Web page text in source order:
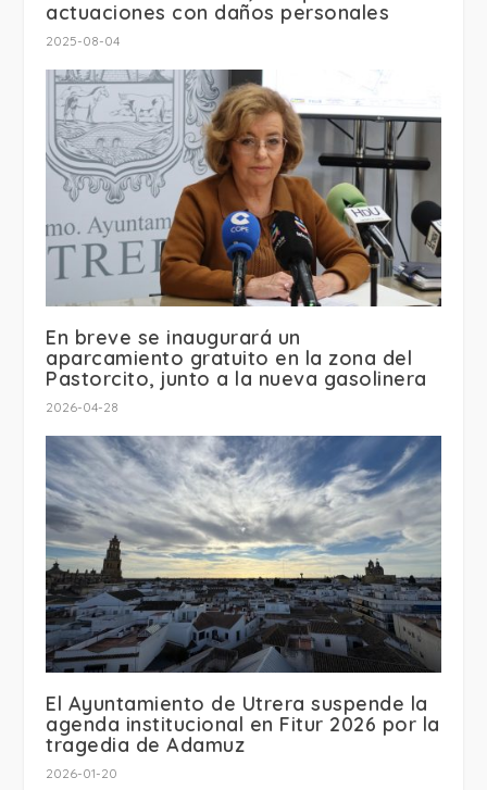
actuaciones con daños personales
2025-08-04
En breve se inaugurará un
aparcamiento gratuito en la zona del
Pastorcito, junto a la nueva gasolinera
2026-04-28
El Ayuntamiento de Utrera suspende la
agenda institucional en Fitur 2026 por la
tragedia de Adamuz
2026-01-20